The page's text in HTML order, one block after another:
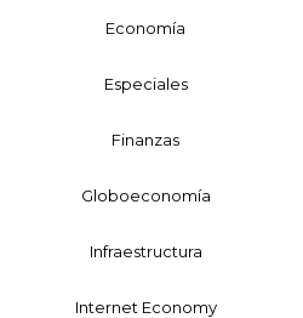
Economía
Especiales
Finanzas
Globoeconomía
Infraestructura
Internet Economy